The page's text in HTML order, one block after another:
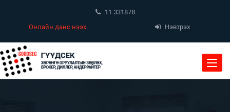
11 331878
Онлайн данс нээх
Нэвтрэх
Toggle